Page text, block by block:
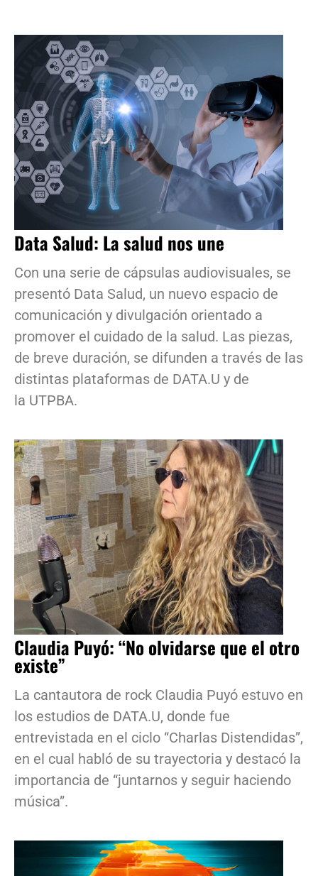
Data Salud: La salud nos une
Con una serie de cápsulas audiovisuales, se
presentó Data Salud, un nuevo espacio de
comunicación y divulgación orientado a
promover el cuidado de la salud. Las piezas,
de breve duración, se difunden a través de las
distintas plataformas de DATA.U y de
la UTPBA.
Claudia Puyó: “No olvidarse que el otro
existe”
La cantautora de rock Claudia Puyó estuvo en
los estudios de DATA.U, donde fue
entrevistada en el ciclo “Charlas Distendidas”,
en el cual habló de su trayectoria y destacó la
importancia de “juntarnos y seguir haciendo
música”.